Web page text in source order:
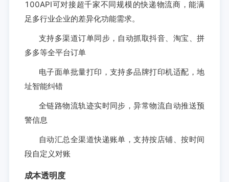
100API可对接超千家不同规模的快递物流商，能满
足多行业企业的差异化功能需求。
支持多渠道订单同步，自动抓取抖音、淘宝、拼
多多等全平台订单
电子面单批量打印，支持多品牌打印机适配，地
址智能纠错
全链路物流轨迹实时同步，异常物流自动推送预
警信息
自动汇总全渠道快递账单，支持按店铺、按时间
段自定义对账
成本透明度